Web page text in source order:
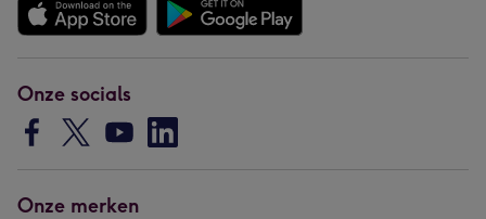
Onze socials
Onze merken